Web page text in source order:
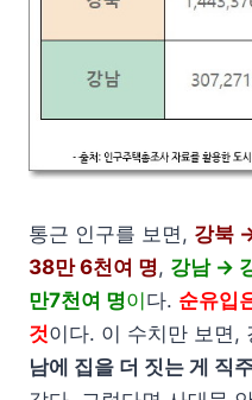
통근 인구를 보면, 강북
38만 6천여 명, 강남 →
만7천여 명이 다. 순유입
것이다. 이 수치만 보면,
남에 집을 더 짓는 게 직